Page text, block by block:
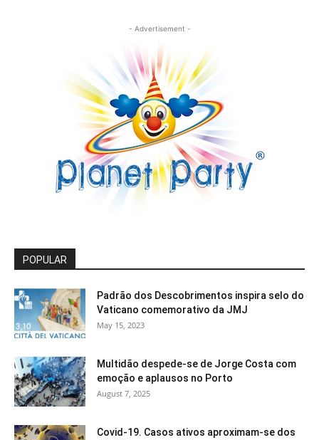
- Advertisement -
POPULAR
Padrão dos Descobrimentos inspira selo do
Vaticano comemorativo da JMJ
May 15, 2023
Multidão despede-se de Jorge Costa com
emoção e aplausos no Porto
August 7, 2025
Covid-19. Casos ativos aproximam-se dos